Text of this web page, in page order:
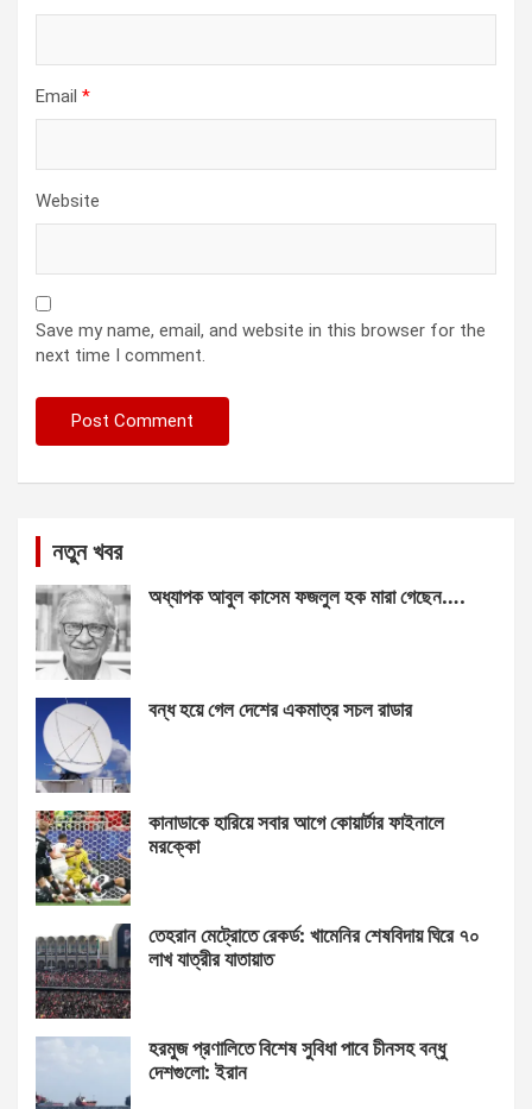
Email *
Website
Save my name, email, and website in this browser for the
next time I comment.
নতুন খবর
অধ্যাপক আবুল কাসেম ফজলুল হক মারা গেছেন….
বন্ধ হয়ে গেল দেশের একমাত্র সচল রাডার
কানাডাকে হারিয়ে সবার আগে কোয়ার্টার ফাইনালে
মরক্কো
তেহরান মেট্রোতে রেকর্ড: খামেনির শেষবিদায় ঘিরে ৭০
লাখ যাত্রীর যাতায়াত
হরমুজ প্রণালিতে বিশেষ সুবিধা পাবে চীনসহ বন্ধু
দেশগুলো: ইরান